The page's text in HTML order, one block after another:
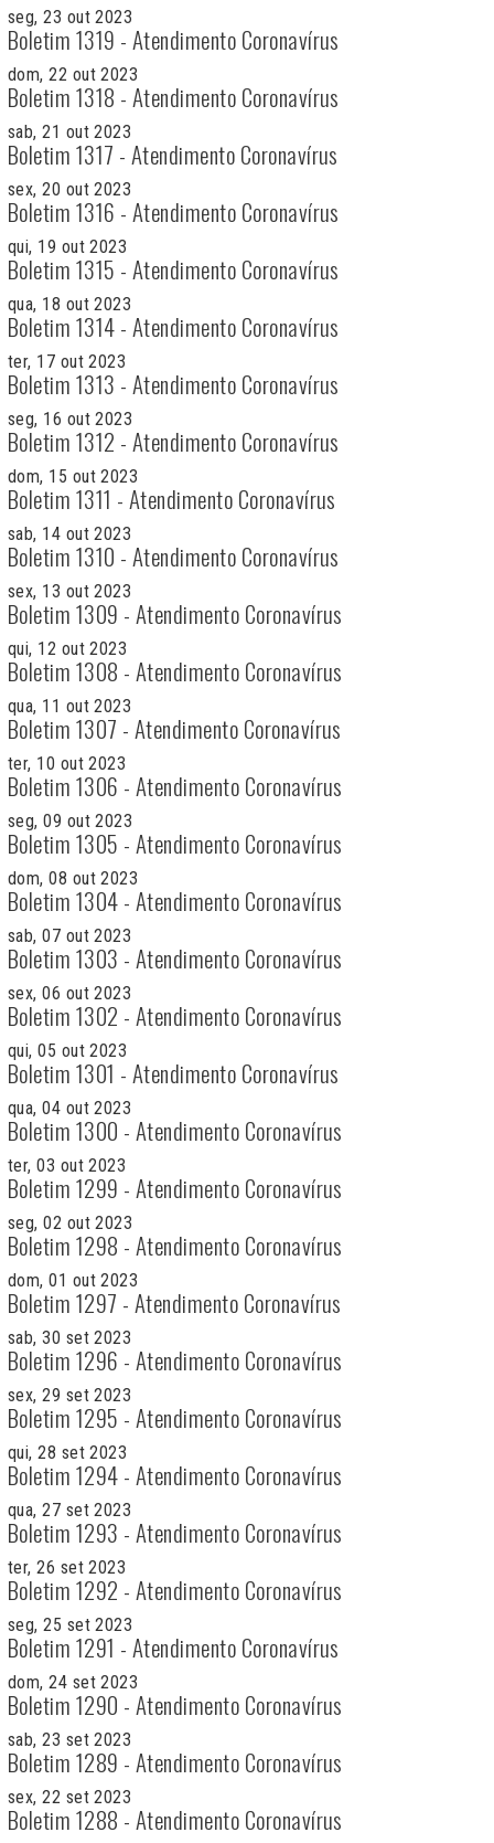
seg, 23 out 2023
Boletim 1319 - Atendimento Coronavírus
dom, 22 out 2023
Boletim 1318 - Atendimento Coronavírus
sab, 21 out 2023
Boletim 1317 - Atendimento Coronavírus
sex, 20 out 2023
Boletim 1316 - Atendimento Coronavírus
qui, 19 out 2023
Boletim 1315 - Atendimento Coronavírus
qua, 18 out 2023
Boletim 1314 - Atendimento Coronavírus
ter, 17 out 2023
Boletim 1313 - Atendimento Coronavírus
seg, 16 out 2023
Boletim 1312 - Atendimento Coronavírus
dom, 15 out 2023
Boletim 1311 - Atendimento Coronavírus
sab, 14 out 2023
Boletim 1310 - Atendimento Coronavírus
sex, 13 out 2023
Boletim 1309 - Atendimento Coronavírus
qui, 12 out 2023
Boletim 1308 - Atendimento Coronavírus
qua, 11 out 2023
Boletim 1307 - Atendimento Coronavírus
ter, 10 out 2023
Boletim 1306 - Atendimento Coronavírus
seg, 09 out 2023
Boletim 1305 - Atendimento Coronavírus
dom, 08 out 2023
Boletim 1304 - Atendimento Coronavírus
sab, 07 out 2023
Boletim 1303 - Atendimento Coronavírus
sex, 06 out 2023
Boletim 1302 - Atendimento Coronavírus
qui, 05 out 2023
Boletim 1301 - Atendimento Coronavírus
qua, 04 out 2023
Boletim 1300 - Atendimento Coronavírus
ter, 03 out 2023
Boletim 1299 - Atendimento Coronavírus
seg, 02 out 2023
Boletim 1298 - Atendimento Coronavírus
dom, 01 out 2023
Boletim 1297 - Atendimento Coronavírus
sab, 30 set 2023
Boletim 1296 - Atendimento Coronavírus
sex, 29 set 2023
Boletim 1295 - Atendimento Coronavírus
qui, 28 set 2023
Boletim 1294 - Atendimento Coronavírus
qua, 27 set 2023
Boletim 1293 - Atendimento Coronavírus
ter, 26 set 2023
Boletim 1292 - Atendimento Coronavírus
seg, 25 set 2023
Boletim 1291 - Atendimento Coronavírus
dom, 24 set 2023
Boletim 1290 - Atendimento Coronavírus
sab, 23 set 2023
Boletim 1289 - Atendimento Coronavírus
sex, 22 set 2023
Boletim 1288 - Atendimento Coronavírus